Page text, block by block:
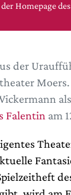
Homepage
der
Falentin am